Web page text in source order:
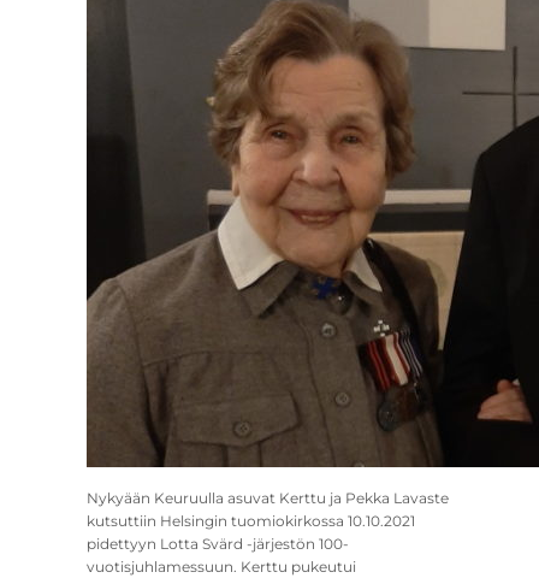
Nykyään Keuruulla asuvat Kerttu ja Pekka Lavaste
kutsuttiin Helsingin tuomiokirkossa 10.10.2021
pidettyyn Lotta Svärd -järjestön 100-
vuotisjuhlamessuun. Kerttu pukeutui